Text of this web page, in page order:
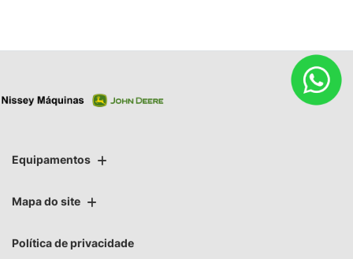
Equipamentos
Mapa do site
Política de privacidade